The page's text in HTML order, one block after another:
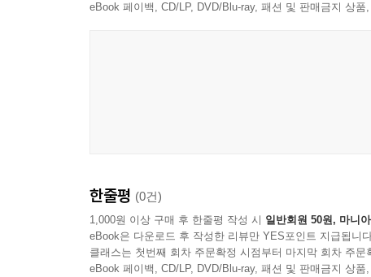
eBook 페이백, CD/LP, DVD/Blu-ray, 패션 및 판매금지 상
한줄평 (0건)
1,000원 이상 구매 후 한줄평 작성 시 일반회원 50원, 마니
eBook은 다운로드 후 작성한 리뷰만 YES포인트 지급됩니
클래스는 첫번째 회차 주문확정 시점부터 마지막 회차 주
eBook 페이백, CD/LP, DVD/Blu-ray, 패션 및 판매금지 상